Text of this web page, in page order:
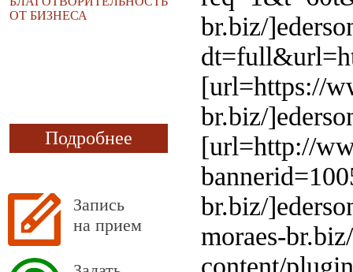
ОТ БИЗНЕСА
Подробнее
Запись
на прием
br.biz/
[url=https://
br.biz/
[url=http://
br.biz/
moraes-
content/